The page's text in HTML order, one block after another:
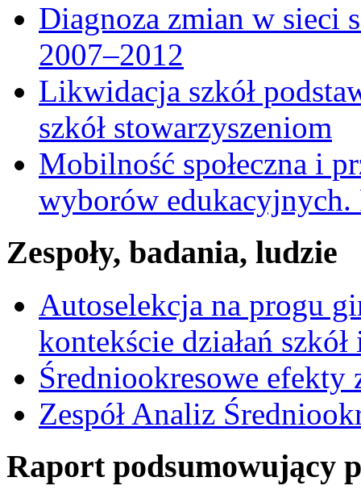
Diagnoza zmian w sieci
2007–2012
Likwidacja szkół
szkół stowarzyszeniom
Mobilność społeczna i
wyborów edukacyjnych.
Zespoły, badania, ludzie
Autoselekcja na progu
kontekście działań
Średniookresowe
Zespół Analiz
Raport podsumowujący